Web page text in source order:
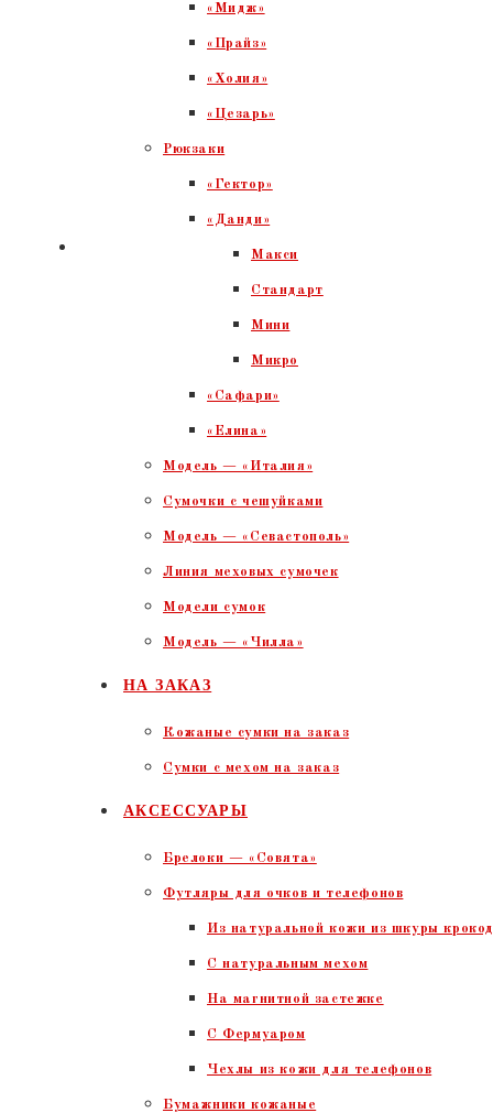
«Мидж»
«Прайз»
«Холия»
«Цезарь»
Рюкзаки
«Гектор»
«Данди»
Макси
Стандарт
Мини
Микро
«Сафари»
«Елина»
Модель — «Италия»
Сумочки с чешуйками
Модель — «Севастополь»
Линия меховых сумочек
Модели сумок
Модель — «Чилла»
НА ЗАКАЗ
Кожаные сумки на заказ
Сумки с мехом на заказ
АКСЕССУАРЫ
Брелоки — «Совята»
Футляры для очков и телефонов
Из натуральной кожи из шкуры
С натуральным мехом
На магнитной застежке
С Фермуаром
Чехлы из кожи для телефонов
Бумажники кожаные